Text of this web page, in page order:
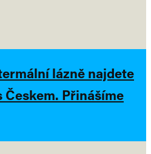
lázně najdete
Českem. Přinášíme